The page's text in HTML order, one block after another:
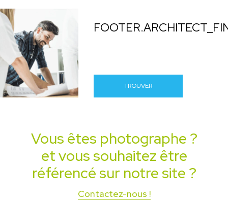
TROUVER
Vous êtes photographe ?
et vous souhaitez être
référencé sur notre site ?
Contactez-nous !